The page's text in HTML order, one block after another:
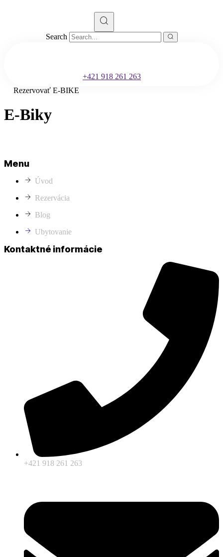
Search
+421 918 261 263
Rezervovať E-BIKE
E-Biky
Menu
Úvod
Rezervácia
Blog
Ubytovanie
Kontaktné informácie
+421 918 261 263